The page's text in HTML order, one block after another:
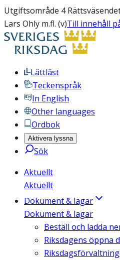
Utgiftsområde 4
Lars Ohly m.fl. (v)Till innehåll
Lättläst
Teckenspråk
In English
Other languages
Ordbok
Aktivera lyssna
Sök
Aktuellt
Aktuellt
Dokument & lagar
Dokument & lagar
Beställ och ladda
Riksdagens öppna